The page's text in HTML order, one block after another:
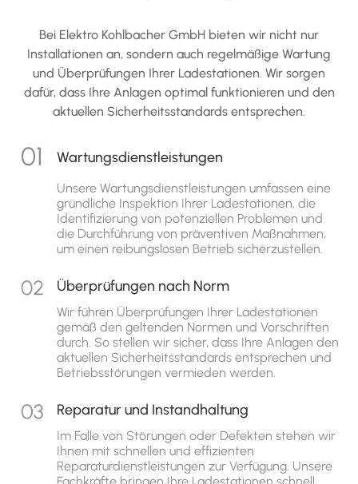
Bei Elektro Kohlbacher GmbH bieten wir nicht nur
Installationen an, sondern auch regelmäßige Wartung
und Überprüfungen Ihrer Ladestationen. Wir sorgen
dafür, dass Ihre Anlagen optimal funktionieren und den
aktuellen Sicherheitsstandards entsprechen.
Wartungsdienstleistungen
Unsere Wartungsdienstleistungen umfassen eine
gründliche Inspektion Ihrer Ladestationen, die
Identifizierung von potenziellen Problemen und
die Durchführung von präventiven Maßnahmen,
um einen reibungslosen Betrieb sicherzustellen.
Überprüfungen nach Norm
Wir führen Überprüfungen Ihrer Ladestationen
gemäß den geltenden Normen und Vorschriften
durch. So stellen wir sicher, dass Ihre Anlagen den
aktuellen Sicherheitsstandards entsprechen und
Betriebsstörungen vermieden werden.
Reparatur und Instandhaltung
Im Falle von Störungen oder Defekten stehen wir
Ihnen mit schnellen und effizienten
Reparaturdienstleistungen zur Verfügung. Unsere